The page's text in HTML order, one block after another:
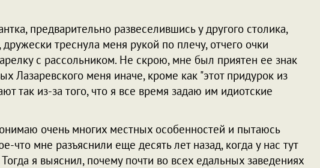
предварительно развеселившись у другого столика,
треснула меня рукой по плечу, отчего очки
с рассольником. Не скрою, мне был приятен ее знак
Лазаревского меня иначе, кроме как "этот придурок из
так из-за того, что я все время задаю им идиотские
очень многих местных особенностей и пытаюсь
что мне разъяснили еще десять лет назад, когда у нас тут
я выяснил, почему почти во всех едальных заведениях